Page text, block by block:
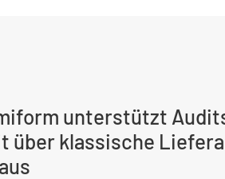
unterstützt
über klassische